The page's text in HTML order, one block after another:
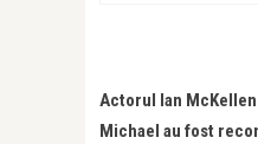
Actorul Ian
Michael au fost